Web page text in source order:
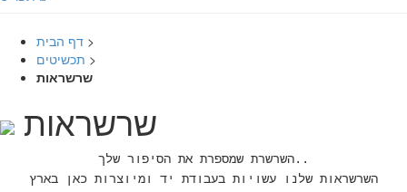
דף הבית >
תכשיטים >
שרשראות
שרשראות
השרשרת שמספרת את הסיפור שלך..
השרשראות שלנו עשויות בעבודת יד ומיוצרות כאן בארץ